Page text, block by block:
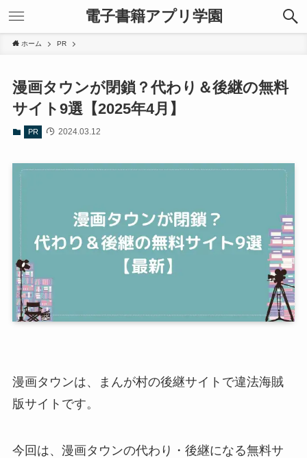
電子書籍アプリ学園
ホーム PR
漫画タウンが閉鎖？代わり＆後継の無料
サイト9選【2025年4月】
PR 2024.03.12
漫画タウンは、まんが村の後継サイトで違法海賊
版サイトです。
今回は、漫画タウンの代わり・後継になる無料サ